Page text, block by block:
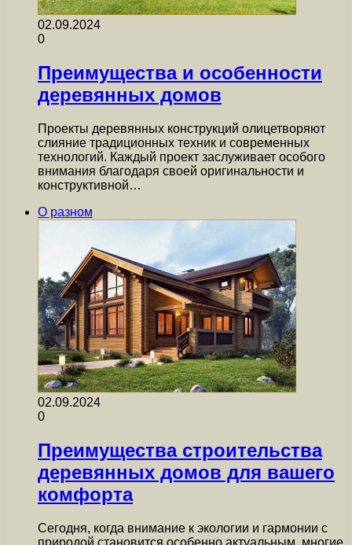
02.09.2024
0
Преимущества и особенности
деревянных домов
Проекты деревянных конструкций олицетворяют
слияние традиционных техник и современных
технологий. Каждый проект заслуживает особого
внимания благодаря своей оригинальности и
конструктивной…
О разном
02.09.2024
0
Преимущества строительства
деревянных домов для вашего
комфорта
Сегодня, когда внимание к экологии и гармонии с
природой становится особенно актуальным, многие